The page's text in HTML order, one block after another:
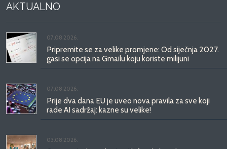
AKTUALNO
07.08.2026.
Pripremite se za velike promjene: Od siječnja 2027.
gasi se opcija na Gmailu koju koriste milijuni
07.08.2026.
Prije dva dana EU je uveo nova pravila za sve koji
rade AI sadržaj: kazne su velike!
03.08.2026.